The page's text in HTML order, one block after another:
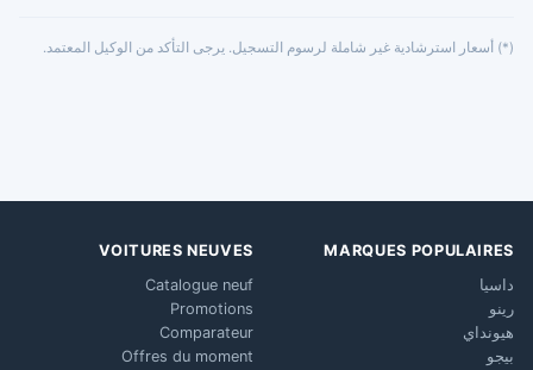
(*) أسعار استرشادية غير شاملة لرسوم التسجيل. يرجى التأكد من الوكيل المعتمد.
MARQUES POPULAIRES
داسيا
رينو
هيونداي
بيجو
VOITURES NEUVES
Catalogue neuf
Promotions
Comparateur
Offres du moment